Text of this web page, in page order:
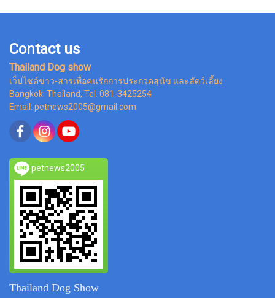
Contact us
Thailand Dog show
เว็ปไซต์ข่าว-สารเพื่อคนรักการประกวดสุนัข และสัตว์เลี้ยง
Bangkok Thailand, Tel. 081-3425254
Email: petnews2005@gmail.com
petnews2005
Thailand Dog Show